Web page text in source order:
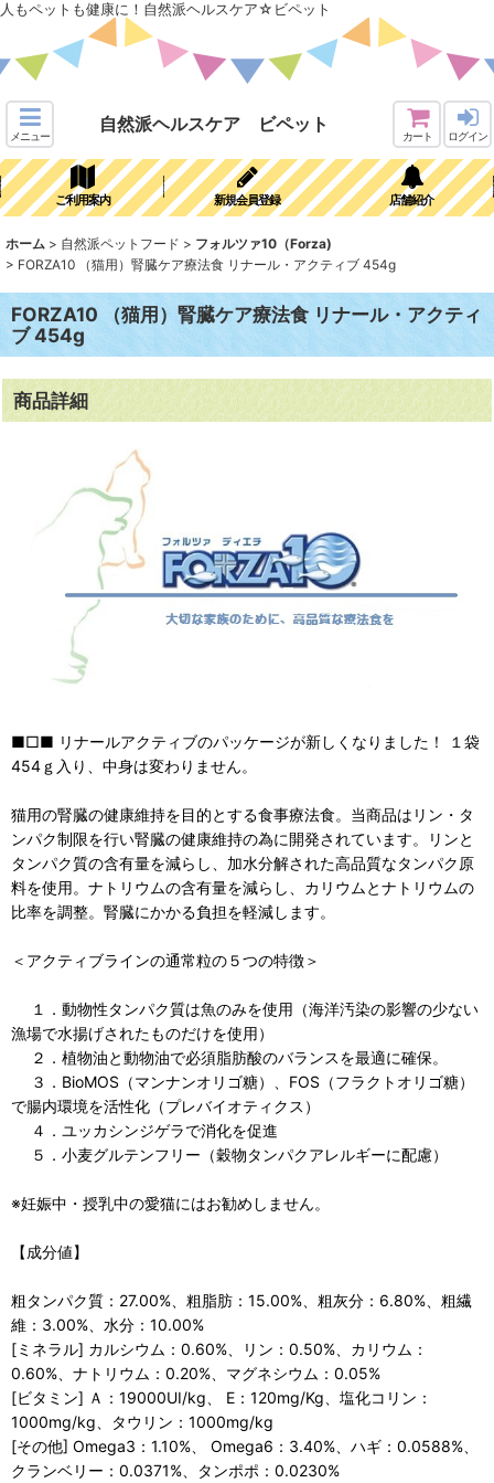
人もペットも健康に！自然派ヘルスケア☆ビペット
メニュー
自然派ヘルスケア ビペット
カート ログイン
ご利用案内 新規会員登録 店舗紹介
ホーム > 自然派ペットフード > フォルツァ10（Forza)
> FORZA10 （猫用）腎臓ケア療法食 リナール・アクティブ 454g
FORZA10 （猫用）腎臓ケア療法食 リナール・アクティ
ブ 454g
商品詳細
■□■ リナールアクティブのパッケージが新しくなりました！ １袋
454ｇ入り、中身は変わりません。
猫用の腎臓の健康維持を目的とする食事療法食。当商品はリン・タ
ンパク制限を行い腎臓の健康維持の為に開発されています。リンと
タンパク質の含有量を減らし、加水分解された高品質なタンパク原
料を使用。ナトリウムの含有量を減らし、カリウムとナトリウムの
比率を調整。腎臓にかかる負担を軽減します。
＜アクティブラインの通常粒の５つの特徴＞
１．動物性タンパク質は魚のみを使用（海洋汚染の影響の少ない
漁場で水揚げされたものだけを使用）
２．植物油と動物油で必須脂肪酸のバランスを最適に確保。
３．BioMOS（マンナンオリゴ糖）、FOS（フラクトオリゴ糖）
で腸内環境を活性化（プレバイオティクス）
４．ユッカシンジゲラで消化を促進
５．小麦グルテンフリー（穀物タンパクアレルギーに配慮）
※妊娠中・授乳中の愛猫にはお勧めしません。
【成分値】
粗タンパク質：27.00%、粗脂肪：15.00%、粗灰分：6.80%、粗繊
維：3.00%、水分：10.00%
[ミネラル] カルシウム：0.60%、リン：0.50%、カリウム：
0.60%、ナトリウム：0.20%、マグネシウム：0.05%
[ビタミン] Ａ：19000UI/kg、 E：120mg/Kg、塩化コリン：
1000mg/kg、タウリン：1000mg/kg
[その他] Omega3：1.10%、 Omega6：3.40%、ハギ：0.0588%、
クランベリー：0.0371%、タンポポ：0.0230%